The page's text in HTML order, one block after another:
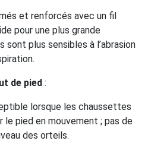
et renforcés avec un fil
pour une plus grande
sont plus sensibles à l’abrasion
de pied :
lorsque les chaussettes
pied en mouvement ; pas de
des orteils.